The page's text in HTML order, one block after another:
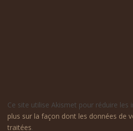
Ce site utilise Akismet pour réduire les
plus sur la façon dont les données de
traitées.